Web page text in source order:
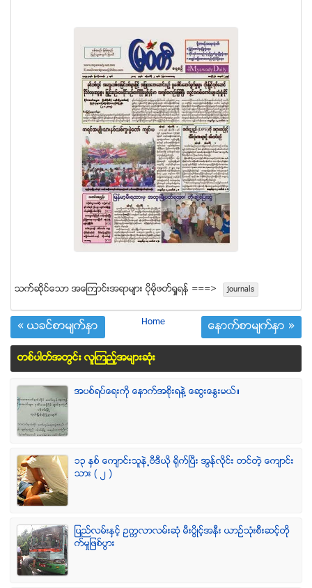
သက္ဆုိင္ေသာ အေၾကာင္းအရာမ်ား ပုိမုိဖတ္ရႈရန္ ===> journals
« ယခင္စာမ်က္ႏွာ Home ေနာက္စာမ်က္ႏွာ »
တစ္ပါတ္အတြင္း လူၾကည့္အမ်ားဆံုး
အပစ္ရပ္ေရးကို ေနာက္အစိုးရနဲ႔ ေဆြးေႏြးမယ္။
၁၃ ႏွစ္ ေက်ာင္းသူနဲ႕ဗီဒီယို ရိုက္ျပီး အြန္လိုင္း တင္တဲ့ ေက်ာင္း
သား ( ၂ )
ျပည္လမ္းႏွင့္ ဥကၠလာလမ္းဆုံ မီးပြိဳင့္အနီး ယာဥ္သုံးစီးဆင့္တို
က္မႈျဖစ္ပြား